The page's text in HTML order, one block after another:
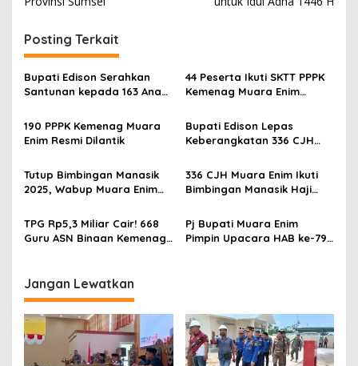
v
i
g
a
s
i
p
s
Posting Terkait
Bupati Edison Serahkan
Santunan kepada 163 Anak
44 Peserta Ikuti SKTT PPPK
Kemenag Muara Enim
190 PPPK Kemenag Muara
Enim Resmi Dilantik
Bupati Edison Lepas
Keberangkatan 336 CJH
Tutup Bimbingan Manasik
2025, Wabup Muara Enim
Jaga Kesehatan
336 CJH Muara Enim Ikuti
Bimbingan Manasik Haji
TPG Rp5,3 Miliar Cair! 668
Guru ASN Binaan Kemenag
Pj Bupati Muara Enim
Pimpin Upacara HAB ke-79
Jangan Lewatkan